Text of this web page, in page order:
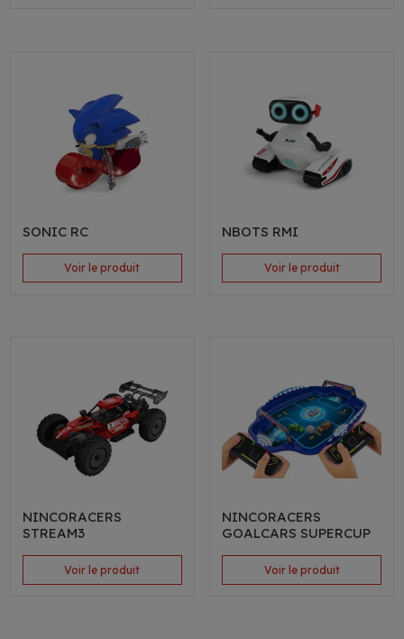
SONIC RC
Voir le produit
NBOTS RMI
Voir le produit
NINCORACERS
STREAM3
Voir le produit
NINCORACERS
GOALCARS SUPERCUP
Voir le produit